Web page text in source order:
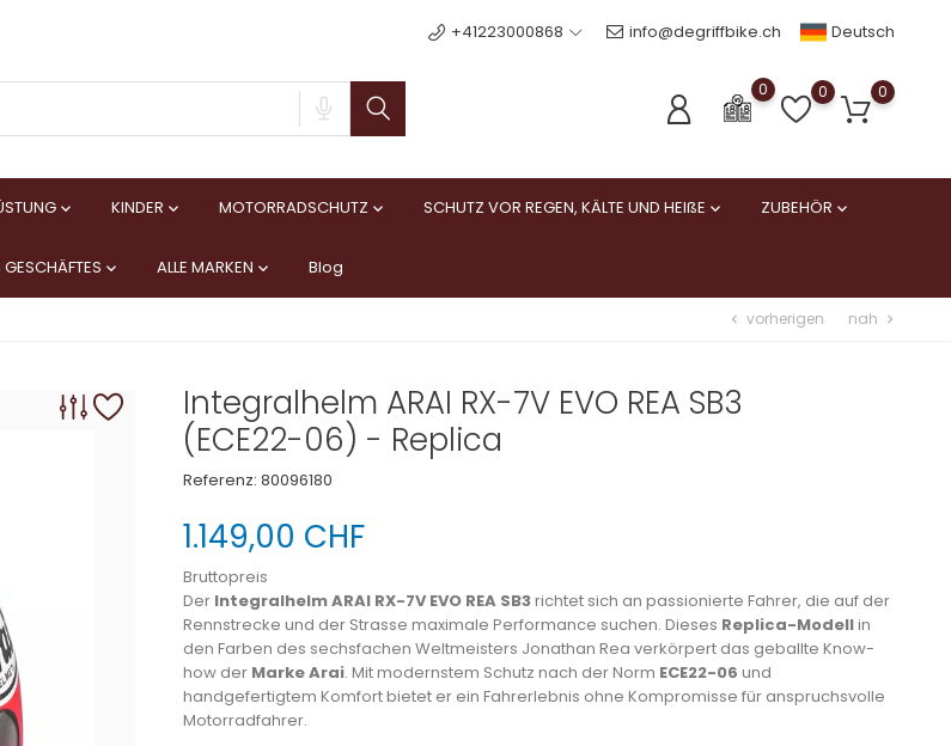
+41223000868 info@degriffbike.ch Deutsch
0 0 0
 KINDER  MOTORRADSCHUTZ  SCHUTZ VOR REGEN, KÄLTE UND HEIßE  ZUBEHÖR 
GESCHÄFTES  ALLE MARKEN  Blog
chevron_left vorherigen nah chevron_right
Integralhelm ARAI RX-7V EVO REA SB3
(ECE22-06) - Replica
Referenz: 80096180
1.149,00 CHF
Bruttopreis
Der Integralhelm ARAI RX-7V EVO REA SB3richtet sich an passionierte Fahrer, die auf der
Rennstrecke und der Strasse maximale Performance suchen. Dieses Replica-Modellin
den Farben des sechsfachen Weltmeisters Jonathan Rea verkörpert das geballte Know-
how der Marke Arai. Mit modernstem Schutz nach der Norm ECE22-06 und
handgefertigtem Komfort bietet er ein Fahrerlebnis ohne Kompromisse für anspruchsvolle
Motorradfahrer.